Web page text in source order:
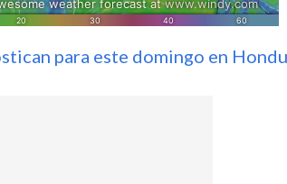
para este domingo en